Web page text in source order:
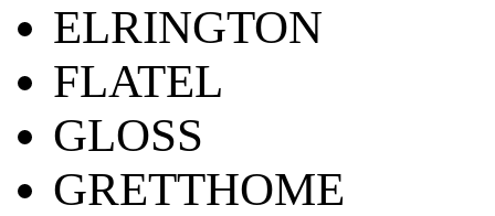
ELRINGTON
FLATEL
GLOSS
GRETTHOME